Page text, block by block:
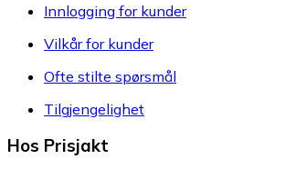
Innlogging for kunder
Vilkår for kunder
Ofte stilte spørsmål
Tilgjengelighet
Hos Prisjakt